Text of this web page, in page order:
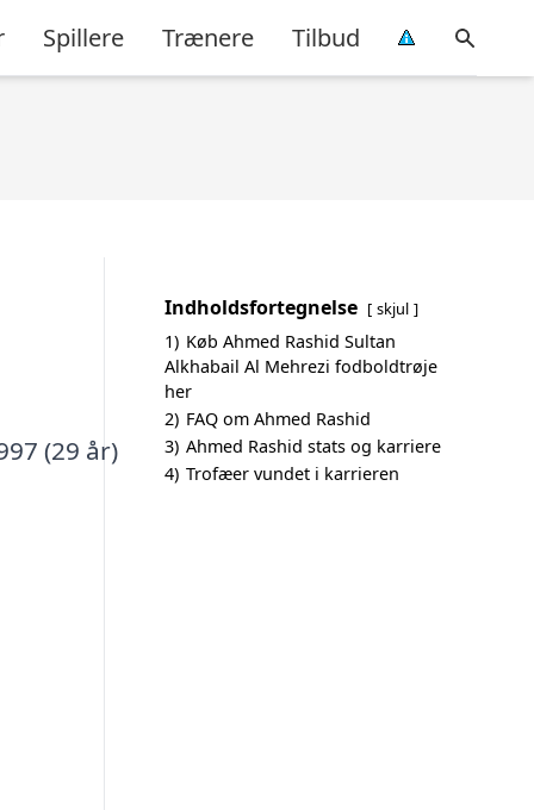
Spillere Trænere Tilbud
(29 år)
Indholdsfortegnelse skjul
1) Køb Ahmed Rashid Sultan
Alkhabail Al Mehrezi fodboldtrøje
her
2) FAQ om Ahmed Rashid
3) Ahmed Rashid stats og karriere
4) Trofæer vundet i karrieren